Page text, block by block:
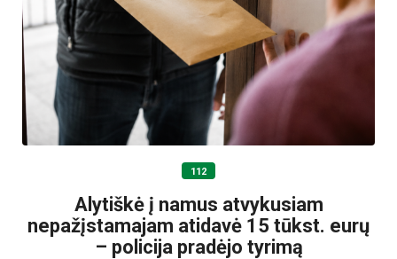
112
Alytiškė į namus atvykusiam
nepažįstamajam atidavė 15 tūkst. eurų
– policija pradėjo tyrimą